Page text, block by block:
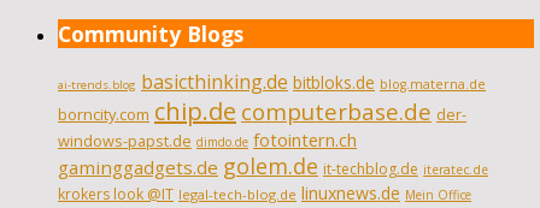
Community Blogs
ai-trends.blog basicthinking.de bitbloks.de blog.materna.de
borncity.com chip.de computerbase.de der-
windows-papst.de dimdo.de fotointern.ch
gaminggadgets.de golem.de it-techblog.de iteratec.de
krokers look @IT legal-tech-blog.de linuxnews.de Mein Office